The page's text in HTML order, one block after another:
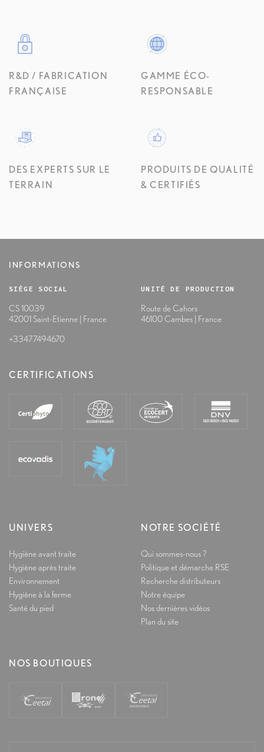
R&D / FABRICATION
FRANÇAISE
GAMME ÉCO-
RESPONSABLE
DES EXPERTS SUR LE
TERRAIN
PRODUITS DE QUALITÉ
& CERTIFIÉS
INFORMATIONS
SIÈGE SOCIAL
CS 10039
42001 Saint-Etienne | France
+33477494670
UNITÉ DE PRODUCTION
Route de Cahors
46100 Cambes | France
CERTIFICATIONS
UNIVERS
Hygiène avant traite
Hygiène après traite
Environnement
Hygiène à la ferme
Santé du pied
NOTRE SOCIÉTÉ
Qui sommes-nous ?
Politique et démarche RSE
Recherche distributeurs
Notre équipe
Nos dernières vidéos
Plan du site
NOS BOUTIQUES